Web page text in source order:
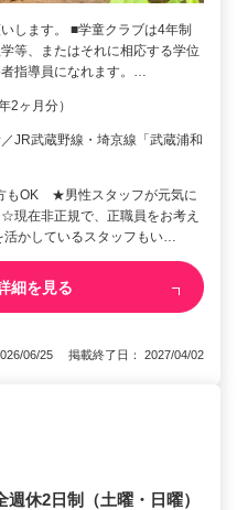
します。 ■学童クラブは4年制
等、またはそれに相応する学位
者指導員になれます。…
2ヶ月分）
JR武蔵野線・埼京線「武蔵浦和
もOK ★男性スタッフが元気に
現在非正規で、正職員をお考え
かしているスタッフもい…
細を見る
06/25 掲載終了日： 2027/04/02
休2日制（土曜・日曜）